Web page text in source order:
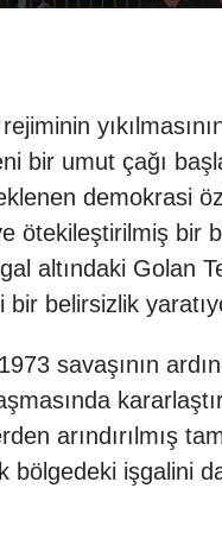
bir umut çağı
demokrasi
ötekileştirilmiş bir
altındaki Golan
bir belirsizlik
savaşının
arındırılmış
bölgedeki işgalini